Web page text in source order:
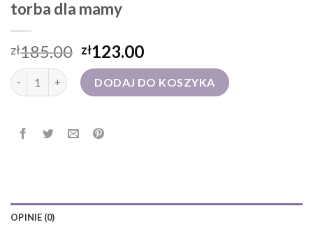
torba dla mamy
zł185.00 zł123.00
ilość torba dla mamyDODAJ DO KOSZYKA
OPINIE (0)